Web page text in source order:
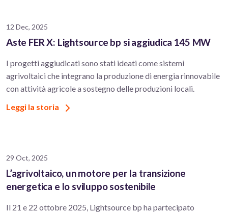
12 Dec, 2025
Aste FER X: Lightsource bp si aggiudica 145 MW
I progetti aggiudicati sono stati ideati come sistemi
agrivoltaici che integrano la produzione di energia rinnovabile
con attività agricole a sostegno delle produzioni locali.
Leggi la storia
29 Oct, 2025
L’agrivoltaico, un motore per la transizione
energetica e lo sviluppo sostenibile
Il 21 e 22 ottobre 2025, Lightsource bp ha partecipato